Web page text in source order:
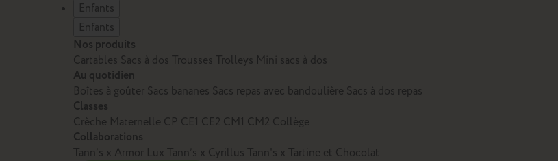
Enfants
Enfants
Nos produits
Cartables Sacs à dos Trousses Trolleys Mini sacs à dos
Au quotidien
Boîtes à goûter Sacs bananes Sacs repas avec bandoulière Sacs à dos repas
Classes
Crèche Maternelle CP CE1 CE2 CM1 CM2 Collège
Collaborations
Tann’s x Armor Lux Tann’s x Cyrillus Tann's x Tartine et Chocolat